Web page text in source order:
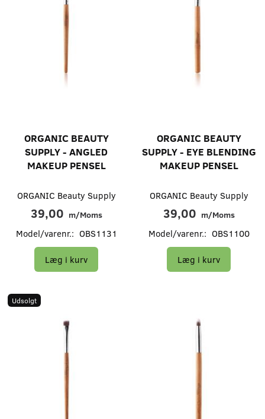
ORGANIC BEAUTY
SUPPLY - ANGLED
MAKEUP PENSEL
ORGANIC Beauty Supply
39,00 m/Moms
Model/varenr.: OBS1131
Læg i kurv
ORGANIC BEAUTY
SUPPLY - EYE BLENDING
MAKEUP PENSEL
ORGANIC Beauty Supply
39,00 m/Moms
Model/varenr.: OBS1100
Læg i kurv
Udsolgt